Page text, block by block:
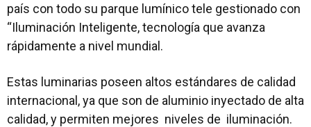
país con todo su parque lumínico tele gestionado con
“Iluminación Inteligente, tecnología que avanza
rápidamente a nivel mundial.
Estas luminarias poseen altos estándares de calidad
internacional, ya que son de aluminio inyectado de alta
calidad, y permiten mejores niveles de iluminación.